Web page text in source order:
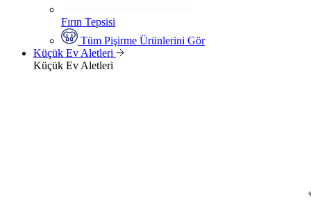
Fırın Tepsisi
Tüm Pişirme Ürünlerini Gör
Küçük Ev Aletleri
Küçük Ev Aletleri